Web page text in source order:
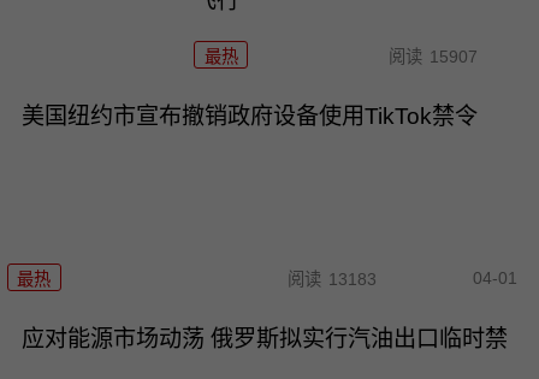
最热 阅读 15907
美国纽约市宣布撤销政府设备使用TikTok禁令
最热 阅读 13183 04-01
应对能源市场动荡 俄罗斯拟实行汽油出口临时禁